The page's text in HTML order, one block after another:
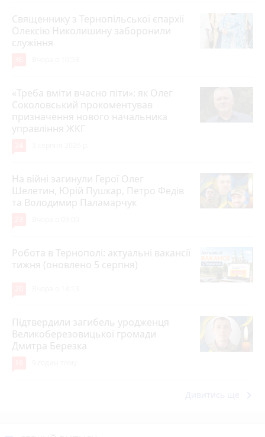
Священнику з Тернопільської єпархії
Олексію Николишину заборонили
служіння
«Треба вміти вчасно піти»: як Олег
Соколовський прокоментував
призначення нового начальника
управління ЖКГ
На війні загинули Герої Олег
Шелетин, Юрій Пушкар, Петро Федів
та Володимир Паламарчук
Робота в Тернополі: актуальні вакансії
тижня (оновлено 5 серпня)
Підтвердили загибель уродженця
Великоберезовицької громади
Дмитра Березка